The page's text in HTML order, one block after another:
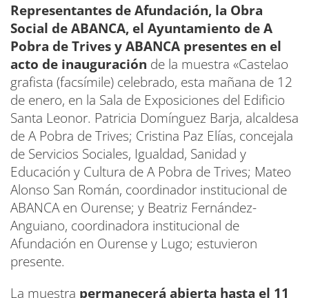
Representantes de Afundación, la Obra
Social de ABANCA, el Ayuntamiento de A
Pobra de Trives y ABANCA presentes en el
acto de inauguración de la muestra «Castelao
grafista (facsímile) celebrado, esta mañana de 12
de enero, en la Sala de Exposiciones del Edificio
Santa Leonor. Patricia Domínguez Barja, alcaldesa
de A Pobra de Trives; Cristina Paz Elías, concejala
de Servicios Sociales, Igualdad, Sanidad y
Educación y Cultura de A Pobra de Trives; Mateo
Alonso San Román, coordinador institucional de
ABANCA en Ourense; y Beatriz Fernández-
Anguiano, coordinadora institucional de
Afundación en Ourense y Lugo; estuvieron
presente.
La muestra permanecerá abierta hasta el 11